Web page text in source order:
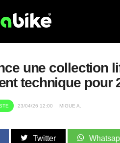
une collection
technique pour
23/04/26 12:00 MIGUE A.
Twitter